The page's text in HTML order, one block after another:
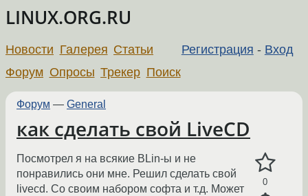
LINUX.ORG.RU
Регистрация - Вход
Новости Галерея Статьи
Форум Опросы Трекер Поиск
Форум — General
как сделать свой LiveCD
0
Посмотрел я на всякие BLin-ы и не
понравились они мне. Решил сделать свой
livecd. Со своим набором софта и т.д. Может